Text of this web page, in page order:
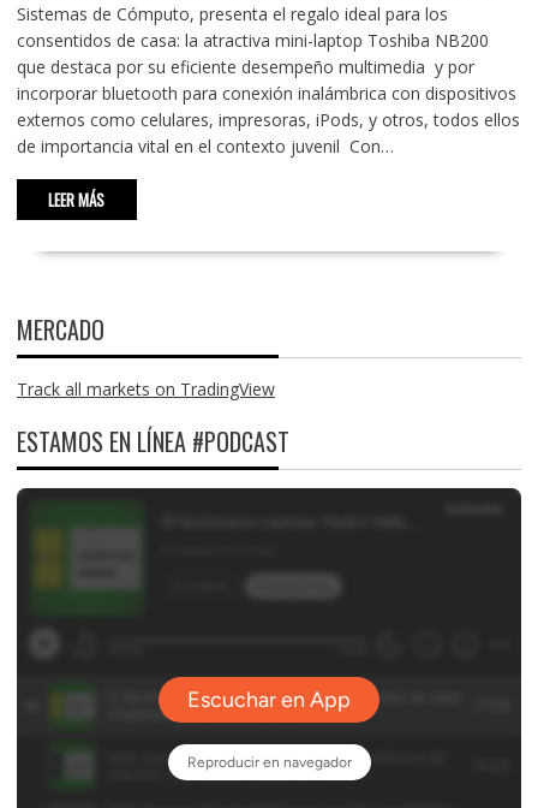
Sistemas de Cómputo, presenta el regalo ideal para los
consentidos de casa: la atractiva mini-laptop Toshiba NB200
que destaca por su eficiente desempeño multimedia y por
incorporar bluetooth para conexión inalámbrica con dispositivos
externos como celulares, impresoras, iPods, y otros, todos ellos
de importancia vital en el contexto juvenil Con…
LEER MÁS
MERCADO
Track all markets on TradingView
ESTAMOS EN LÍNEA #PODCAST